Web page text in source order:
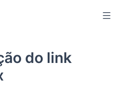
do link